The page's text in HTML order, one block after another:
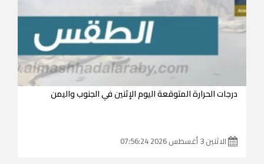
درجات الحرارة المتوقعة اليوم الإثنين في الجنوب واليمن
الاثنين 3 أغسطس 2026 07:56:24